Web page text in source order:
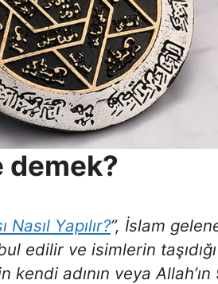
demek?
Nasıl Yapılır?”, İslam
edilir ve isimlerin
kendi adının veya